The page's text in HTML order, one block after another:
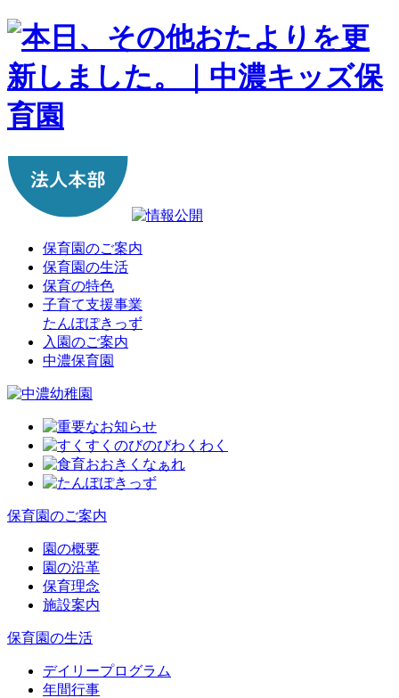
保育園のご案内
保育園の生活
保育の特色
子育て支援事業
たんぽぽきっず
入園のご案内
中濃保育園
保育園のご案内
園の概要
園の沿革
保育理念
施設案内
保育園の生活
デイリープログラム
年間行事